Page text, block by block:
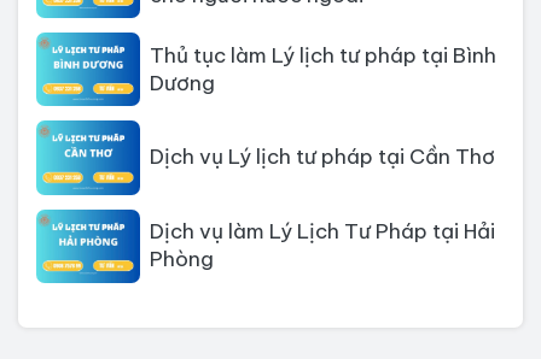
Thủ tục làm Lý lịch tư pháp tại Bình
Dương
Dịch vụ Lý lịch tư pháp tại Cần Thơ
Dịch vụ làm Lý Lịch Tư Pháp tại Hải
Phòng